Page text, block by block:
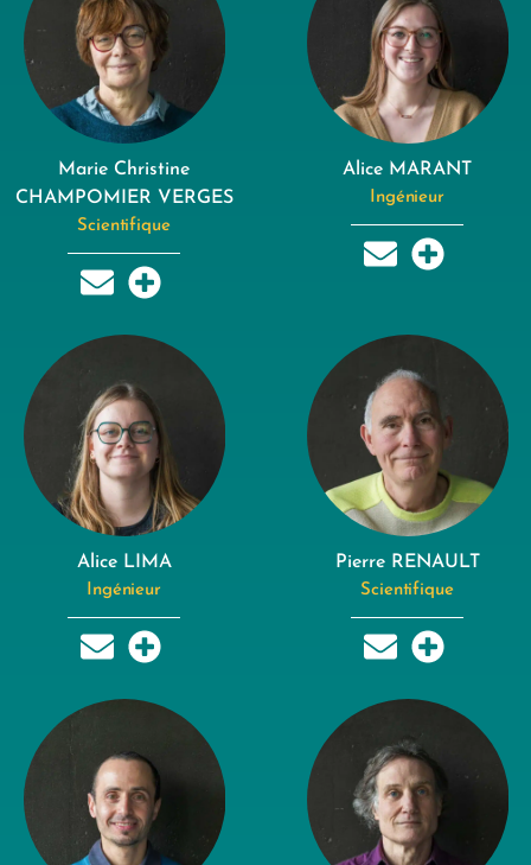
Marie Christine
CHAMPOMIER VERGES
Scientifique
Alice MARANT
Ingénieur
Alice LIMA
Ingénieur
Pierre RENAULT
Scientifique